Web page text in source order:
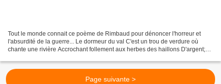
Tout le monde connait ce poème de Rimbaud pour dénoncer l'horreur et
l'absurdité de la guerre... Le dormeur du val C'est un trou de verdure où
chante une rivière Accrochant follement aux herbes des haillons D'argent;
Page suivante >